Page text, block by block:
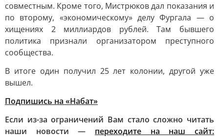
совместным. Кроме того, Мистрюков дал показания и
по второму, «экономическому» делу Фургала — о
хищениях 2 миллиардов рублей. Там бывшего
политика признали организатором преступного
сообщества.
В итоге один получил 25 лет колонии, другой уже
вышел.
Подпишись на «Набат»
Если из-за ограничений Вам стало сложно читать
наши новости — переходите на наш сайт: